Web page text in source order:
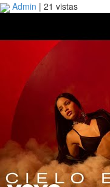
Admin | 21 vistas